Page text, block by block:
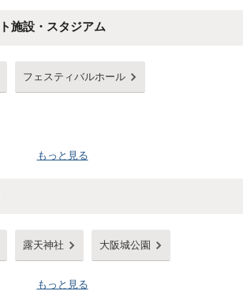
施設・スタジアム
フェスティバルホール
もっと見る
露天神社 大阪城公園
もっと見る